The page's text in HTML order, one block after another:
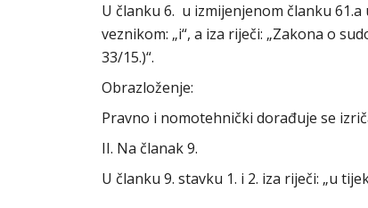
U članku 6. u izmijenjenom članku
veznikom: „i“, a iza riječi: „Zakona o
33/15.)“.
Obrazloženje:
Pravno i nomotehnički dorađuje se
II. Na članak 9.
U članku 9. stavku 1. i 2. iza riječi: „u